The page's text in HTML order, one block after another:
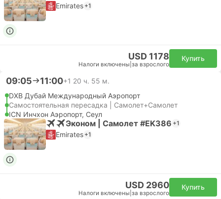
Emirates +1
USD 1178
Налоги включены за взрослого
Купить
09:05 11:00+1 20 ч. 55 м.
DXB Дубай Международный Аэропорт
Самостоятельная пересадка | Самолет+Самолет
ICN Инчхон Аэропорт, Сеул
Эконом | Самолет #EK386 +1
Emirates +1
USD 2960
Налоги включены за взрослого
Купить